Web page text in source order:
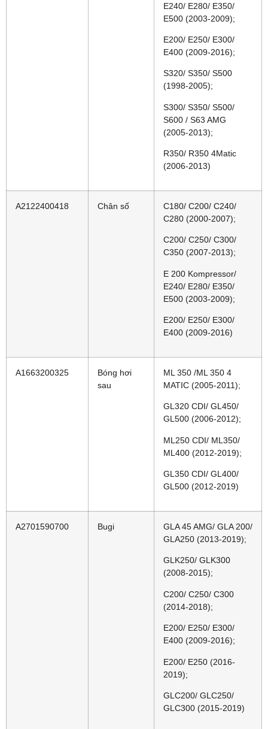
E240/ E280/ E350/
E500 (2003-2009);
E200/ E250/ E300/
E400 (2009-2016);
S320/ S350/ S500
(1998-2005);
S300/ S350/ S500/
S600 / S63 AMG
(2005-2013);
R350/ R350 4Matic
(2006-2013)
A2122400418 Chân số
C180/ C200/ C240/
C280 (2000-2007);
C200/ C250/ C300/
C350 (2007-2013);
E 200 Kompressor/
E240/ E280/ E350/
E500 (2003-2009);
E200/ E250/ E300/
E400 (2009-2016)
A1663200325
Bóng hơi
sau
ML 350 /ML 350 4
MATIC (2005-2011);
GL320 CDI/ GL450/
GL500 (2006-2012);
ML250 CDI/ ML350/
ML400 (2012-2019);
GL350 CDI/ GL400/
GL500 (2012-2019)
A2701590700 Bugi
GLA 45 AMG/ GLA 200/
GLA250 (2013-2019);
GLK250/ GLK300
(2008-2015);
C200/ C250/ C300
(2014-2018);
E200/ E250/ E300/
E400 (2009-2016);
E200/ E250 (2016-
2019);
GLC200/ GLC250/
GLC300 (2015-2019)